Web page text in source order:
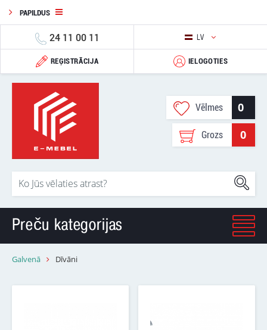
PAPILDUS
24 11 00 11 LV
REĢISTRĀCIJA IELOGOTIES
Vēlmes 0
Grozs 0
Preču kategorijas
Galvenā Dīvāni